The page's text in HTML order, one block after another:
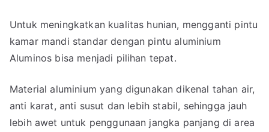
Untuk meningkatkan kualitas hunian, mengganti pintu
kamar mandi standar dengan pintu aluminium
Aluminos bisa menjadi pilihan tepat.
Material aluminium yang digunakan dikenal tahan air,
anti karat, anti susut dan lebih stabil, sehingga jauh
lebih awet untuk penggunaan jangka panjang di area